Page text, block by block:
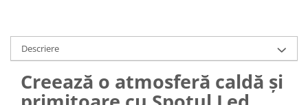
Descriere
Creează o atmosferă caldă și